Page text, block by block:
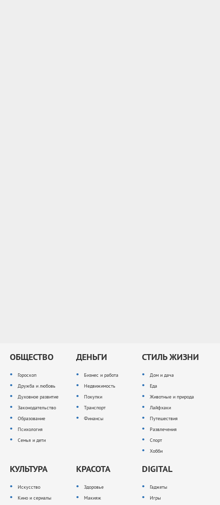
ОБЩЕСТВО
Гороскоп
Дружба и любовь
Духовное развитие
Законодательство
Образование
Психология
Семья и дети
ДЕНЬГИ
Бизнес и работа
Недвижимость
Покупки
Транспорт
Финансы
СТИЛЬ ЖИЗНИ
Дом и дача
Еда
Животные и природа
Лайфхаки
Путешествия
Развлечения
Спорт
Хобби
КУЛЬТУРА
Искусство
Кино и сериалы
КРАСОТА
Здоровье
Макияж
DIGITAL
Гаджеты
Игры